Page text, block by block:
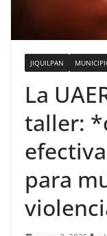
JIQUILPAN
La
taller:
para